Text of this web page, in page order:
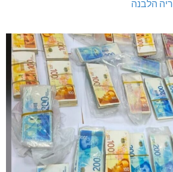
הלבנה